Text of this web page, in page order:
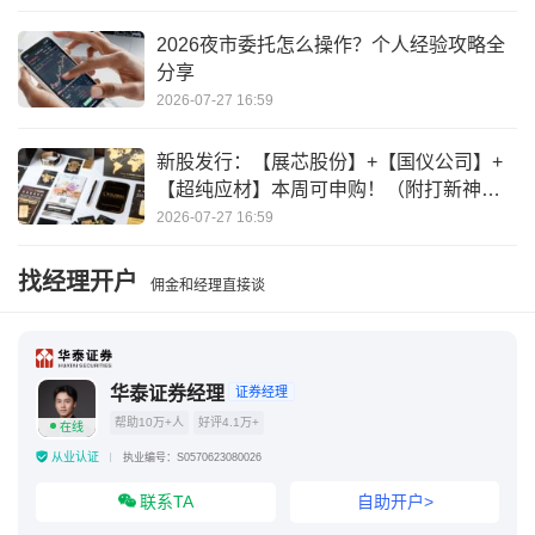
2026夜市委托怎么操作？个人经验攻略全
分享
2026-07-27 16:59
新股发行：【展芯股份】+【国仪公司】+
【超纯应材】本周可申购！（附打新神
器）
2026-07-27 16:59
找经理开户 佣金和经理直接谈
在线
华泰证券经理 证券经理
帮助10万+人 好评4.1万+
从业认证 执业编号：S0570623080026
联系TA 自助开户>